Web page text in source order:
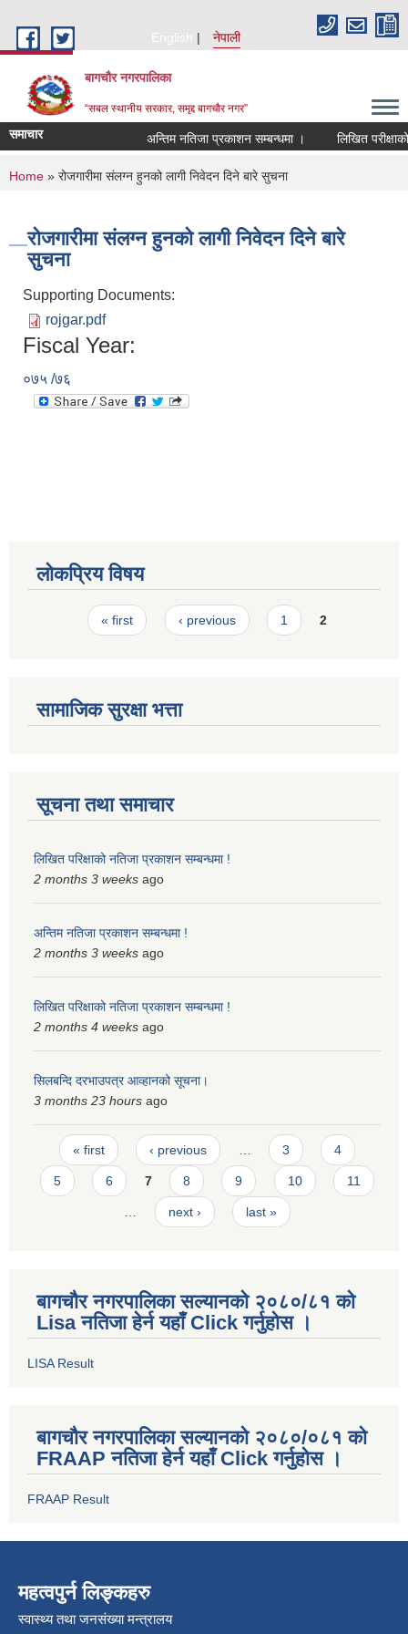
English
नेपाली
बागचौर नगरपालिका
“सबल स्थानीय सरकार, समृद्द बागचौर नगर”
समाचार अन्तिम नतिजा प्रकाशन सम्बन्धमा । लिखित
You are here
Home » रोजगारीमा संलग्न हुनको लागी निवेदन दिने बारे सुचना
रोजगारीमा संलग्न हुनको लागी निवेदन दिने बारे
सुचना
Supporting Documents:
rojgar.pdf
Fiscal Year:
०७५ /७६
लोकप्रिय विषय
Pages« first ‹ previous 1 2
सामाजिक सुरक्षा भत्ता
सूचना तथा समाचार
लिखित परिक्षाको नतिजा प्रकाशन सम्बन्धमा !
2 months 3 weeks ago
अन्तिम नतिजा प्रकाशन सम्बन्धमा !
2 months 3 weeks ago
लिखित परिक्षाको नतिजा प्रकाशन सम्बन्धमा !
2 months 4 weeks ago
सिलबन्दि दरभाउपत्र आव्हानको सूचना।
3 months 23 hours ago
Pages
« first ‹ previous … 3 4
5 6 7 8 9 10 11
… next › last »
बागचौर नगरपालिका सल्यानको २०८०/८१ को
Lisa नतिजा हेर्न यहाँ Click गर्नुहोस ।
LISA Result
बागचौर नगरपालिका सल्यानको २०८०/०८१ को
FRAAP नतिजा हेर्न यहाँ Click गर्नुहोस ।
FRAAP Result
महत्वपुर्न लिङ्कहरु
स्वास्थ्य तथा जनसंख्या मन्त्रालय